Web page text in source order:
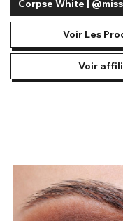
Corpse White |
Voir Les
Voir